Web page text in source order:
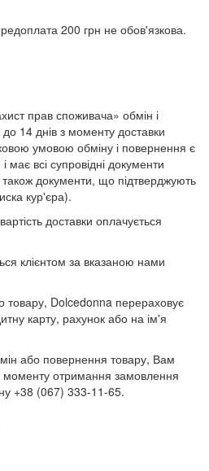
200 грн не обов'язкова.
прав споживача» обмін і
14 днів з моменту доставки
умовою обміну і повернення є
всі супровідні документи
документи, що підтверджують
кур'єра).
доставки оплачується
клієнтом за вказаною нами
товару, Dolcedonna перераховує
карту, рахунок або на ім'я
або повернення товару, Вам
моменту отримання замовлення
+38 (067) 333-11-65.